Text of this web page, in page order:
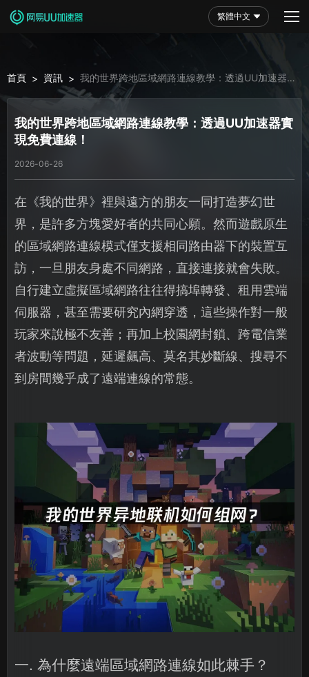
繁體中文
首頁 > 資訊 > 我的世界跨地區域網路連線教學：透過UU加速器實
現免費連線！
我的世界跨地區域網路連線教學：透過UU加速器實
現免費連線！
2026-06-26
在《我的世界》裡與遠方的朋友一同打造夢幻世
界，是許多方塊愛好者的共同心願。然而遊戲原生
的區域網路連線模式僅支援相同路由器下的裝置互
訪，一旦朋友身處不同網路，直接連接就會失敗。
自行建立虛擬區域網路往往得搞埠轉發、租用雲端
伺服器，甚至需要研究內網穿透，這些操作對一般
玩家來說極不友善；再加上校園網封鎖、跨電信業
者波動等問題，延遲飆高、莫名其妙斷線、搜尋不
到房間幾乎成了遠端連線的常態。
一. 為什麼遠端區域網路連線如此棘手？